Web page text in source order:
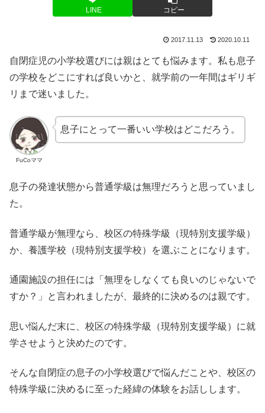
LINE コピー
2017.11.13 2020.10.11
自閉症児の小学校選びには親はとても悩みます。私も息子
の学校をどこにすれば良いかと、就学前の一年間はギリギ
リまで迷いました。
FuCoママ
息子にとって一番いい学校はどこだろう。
息子の発達状態から普通学級は無理だろうと思っていまし
た。
普通学級が無理なら、校区の特殊学級（現特別支援学級）
か、養護学校（現特別支援学校）を選ぶことになります。
通園施設の担任には「無理をしなくても良いのじゃないで
すか？」と言われましたが、最終的に決めるのは親です。
思い悩んだ末に、校区の特殊学級（現特別支援学級）に就
学させようと決めたのです。
そんな自閉症の息子の小学校選びで悩んだことや、校区の
特殊学級に決めるに至った経緯の体験をお話しします。